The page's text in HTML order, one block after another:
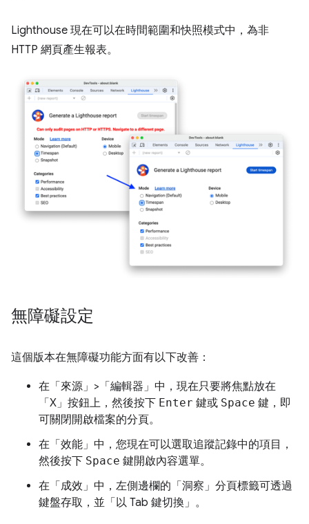
Lighthouse 現在可以在時間範圍和快照模式中，為非
HTTP 網頁產生報表。
無障礙設定
這個版本在無障礙功能方面有以下改善：
在「來源」>「編輯器」中，現在只要將焦點放在
「X」按鈕上，然後按下 Enter 鍵或 Space 鍵，即
可關閉開啟檔案的分頁。
在「效能」 中，您現在可以選取追蹤記錄中的項目，
然後按下 Space 鍵開啟內容選單。
在「成效」 中，左側邊欄的「洞察」 分頁標籤可透過
鍵盤存取，並「以 Tab 鍵切換」。